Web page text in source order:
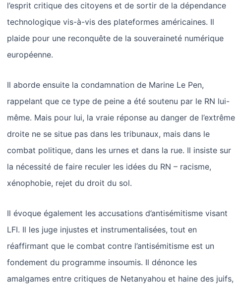
l’esprit critique des citoyens et de sortir de la dépendance
technologique vis-à-vis des plateformes américaines. Il
plaide pour une reconquête de la souveraineté numérique
européenne.
Il aborde ensuite la condamnation de Marine Le Pen,
rappelant que ce type de peine a été soutenu par le RN lui-
même. Mais pour lui, la vraie réponse au danger de l’extrême
droite ne se situe pas dans les tribunaux, mais dans le
combat politique, dans les urnes et dans la rue. Il insiste sur
la nécessité de faire reculer les idées du RN – racisme,
xénophobie, rejet du droit du sol.
Il évoque également les accusations d’antisémitisme visant
LFI. Il les juge injustes et instrumentalisées, tout en
réaffirmant que le combat contre l’antisémitisme est un
fondement du programme insoumis. Il dénonce les
amalgames entre critiques de Netanyahou et haine des juifs,